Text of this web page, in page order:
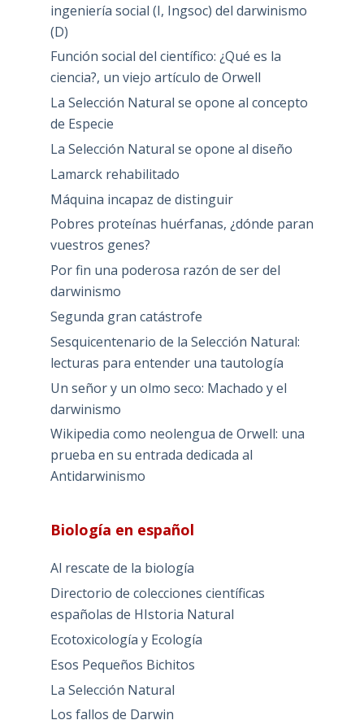
ingeniería social (I, Ingsoc) del darwinismo
(D)
Función social del científico: ¿Qué es la
ciencia?, un viejo artículo de Orwell
La Selección Natural se opone al concepto
de Especie
La Selección Natural se opone al diseño
Lamarck rehabilitado
Máquina incapaz de distinguir
Pobres proteínas huérfanas, ¿dónde paran
vuestros genes?
Por fin una poderosa razón de ser del
darwinismo
Segunda gran catástrofe
Sesquicentenario de la Selección Natural:
lecturas para entender una tautología
Un señor y un olmo seco: Machado y el
darwinismo
Wikipedia como neolengua de Orwell: una
prueba en su entrada dedicada al
Antidarwinismo
Biología en español
Al rescate de la biología
Directorio de colecciones científicas
españolas de HIstoria Natural
Ecotoxicología y Ecología
Esos Pequeños Bichitos
La Selección Natural
Los fallos de Darwin